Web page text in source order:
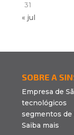
31
« jul
SOBRE A
Empresa de
segmentos de
Saiba mais